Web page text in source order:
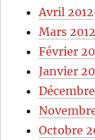
Avril 2012
Mars 2012
Février
Janvier
Décembre
Octobre